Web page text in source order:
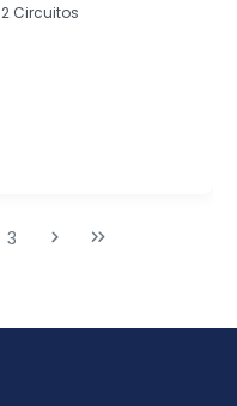
2 Circuitos
3